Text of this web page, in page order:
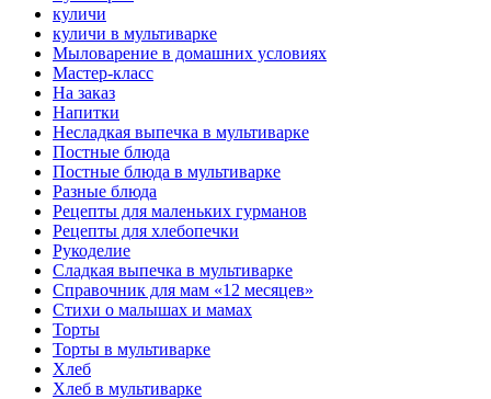
куличи
куличи в мультиварке
Мыловарение в домашних условиях
Мастер-класс
На заказ
Напитки
Несладкая выпечка в мультиварке
Постные блюда
Постные блюда в мультиварке
Разные блюда
Рецепты для маленьких гурманов
Рецепты для хлебопечки
Рукоделие
Сладкая выпечка в мультиварке
Справочник для мам «12 месяцев»
Стихи о малышах и мамах
Торты
Торты в мультиварке
Хлеб
Хлеб в мультиварке